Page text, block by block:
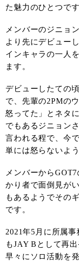
た魅力のひとつです
メンバーのジニョ
より先にデビュー
インキャラの一人
ます。
デビューしたての
で、先輩の2PMの
怒ってた」とネタ
でもあるジニョン
言われる程で、今
単には怒らないよ
メンバーから
かり者で面倒見が
もあるようでその
です。
2021年5月に所属
もJAY Bとして再
早々にソロ活動を